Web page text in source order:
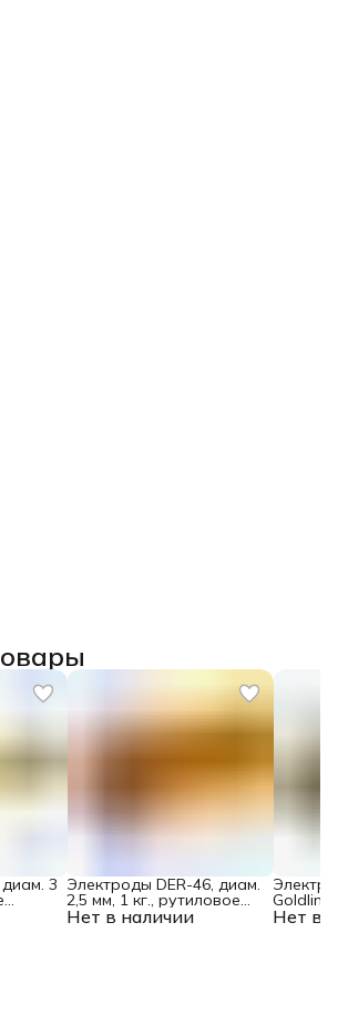
3
Нет в наличии
Электроды DER-46, диам.
2,5 мм, 1 кг., рутиловое
покрытие Denzel Нет в
рутил-